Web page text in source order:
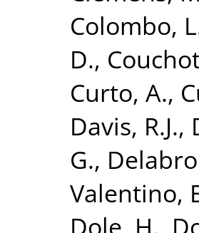
Colombo,
D.,
Curto, A.,
Davis, R.J.,
G.,
Valentino,
Dole, H.,